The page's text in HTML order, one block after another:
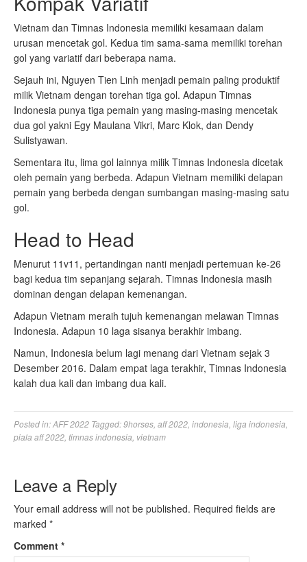
Vietnam dan Timnas Indonesia memiliki kesamaan dalam
urusan mencetak gol. Kedua tim sama-sama memiliki torehan
gol yang variatif dari beberapa nama.
Sejauh ini, Nguyen Tien Linh menjadi pemain paling produktif
milik Vietnam dengan torehan tiga gol. Adapun Timnas
Indonesia punya tiga pemain yang masing-masing mencetak
dua gol yakni Egy Maulana Vikri, Marc Klok, dan Dendy
Sulistyawan.
Sementara itu, lima gol lainnya milik Timnas Indonesia dicetak
oleh pemain yang berbeda. Adapun Vietnam memiliki delapan
pemain yang berbeda dengan sumbangan masing-masing satu
gol.
Head to Head
Menurut 11v11, pertandingan nanti menjadi pertemuan ke-26
bagi kedua tim sepanjang sejarah. Timnas Indonesia masih
dominan dengan delapan kemenangan.
Adapun Vietnam meraih tujuh kemenangan melawan Timnas
Indonesia. Adapun 10 laga sisanya berakhir imbang.
Namun, Indonesia belum lagi menang dari Vietnam sejak 3
Desember 2016. Dalam empat laga terakhir, Timnas Indonesia
kalah dua kali dan imbang dua kali.
Posted in:AFF 2022 Tagged:9horses aff 2022 indonesia liga indonesia
piala aff 2022 timnas indonesia vietnam
Leave a Reply
Your email address will not be published. Required fields are
marked *
Comment *